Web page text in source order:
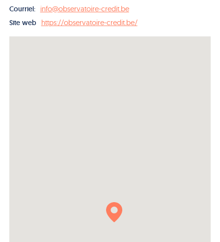
Courriel: info@observatoire-credit.be
Site web https://observatoire-credit.be/